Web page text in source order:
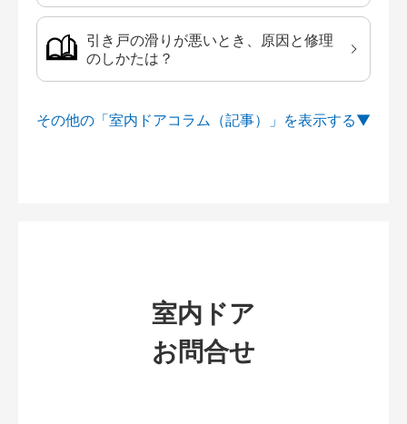
引き戸の滑りが悪いとき、原因と修理
のしかたは？
その他の「室内ドアコラム（記事）」を
室内ドア
お問合せ